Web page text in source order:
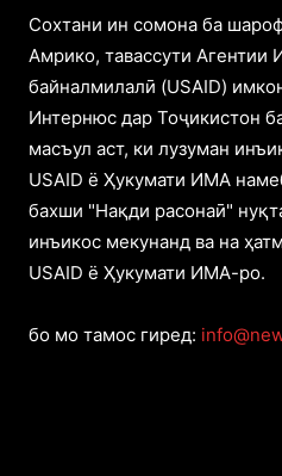
Cохтани ин сомона ба
Амрико, тавассути
байналмилалӣ (USAID)
Интернюс дар Тоҷикистон
масъул аст, ки лузуман
USAID ё Ҳукумати ИМА
бахши "Нақди расонаӣ"
инъикос мекунанд ва на
USAID ё Ҳукумати ИМА-ро.
бо мо тамос гиред: